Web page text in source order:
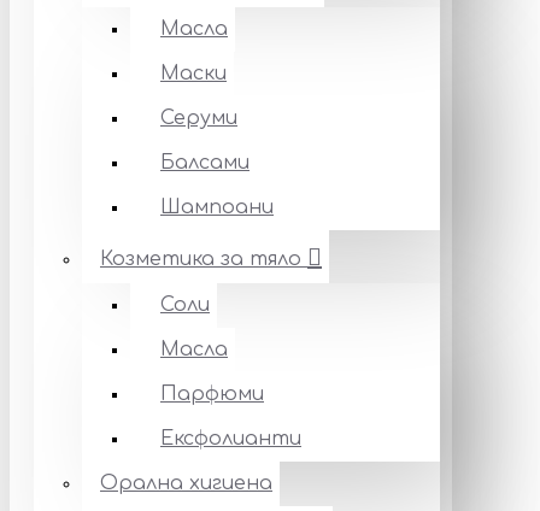
Масла
Маски
Серуми
Балсами
Шампоани
Козметика за тяло
Соли
Масла
Парфюми
Ексфолианти
Орална хигиена